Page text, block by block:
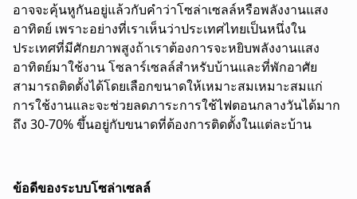
อาจจะคุ้นหูกันอยู่แล้วกับคำว่าโซล่าเซลล์หรือพลังงานแสง
อาทิตย์ เพราะอย่างที่เราเห็นว่าประเทศไทยเป็นหนึ่งใน
ประเทศที่มีศักยภาพสูงถ้าเราต้องการจะหยิบพลังงานแสง
อาทิตย์มาใช้งานโซลาร์เซลล์สำหรับบ้านและที่พักอาศัย
สามารถติดตั้งได้โดยเลือกขนาดให้เหมาะสมเหมาะสมแก่
การใช้งานและจะช่วยลดภาระการใช้ไฟตอนกลางวันได้มาก
ถึง 30-70% ขึ้นอยู่กับขนาดที่ต้องการติดตั้งในแต่ละบ้าน
ข้อดีของระบบโซล่าเซลล์